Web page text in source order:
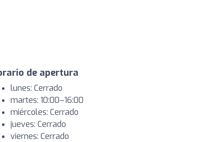
de apertura
lunes: Cerrado
martes: 10:00–16:00
miércoles: Cerrado
jueves: Cerrado
viernes: Cerrado